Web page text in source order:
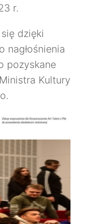
r.
dzięki
nagłośnienia
pozyskane
Kultury